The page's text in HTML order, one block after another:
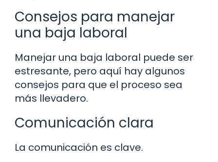
Consejos para manejar
una baja laboral
Manejar una baja laboral puede ser
estresante, pero aquí hay algunos
consejos para que el proceso sea
más llevadero.
Comunicación clara
La comunicación es clave.